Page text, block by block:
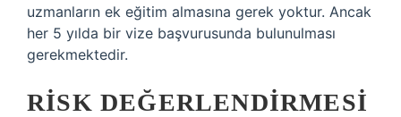
uzmanların ek eğitim almasına gerek yoktur. Ancak
her 5 yılda bir vize başvurusunda bulunulması
gerekmektedir.
RISK DEĞERLENDIRMESI